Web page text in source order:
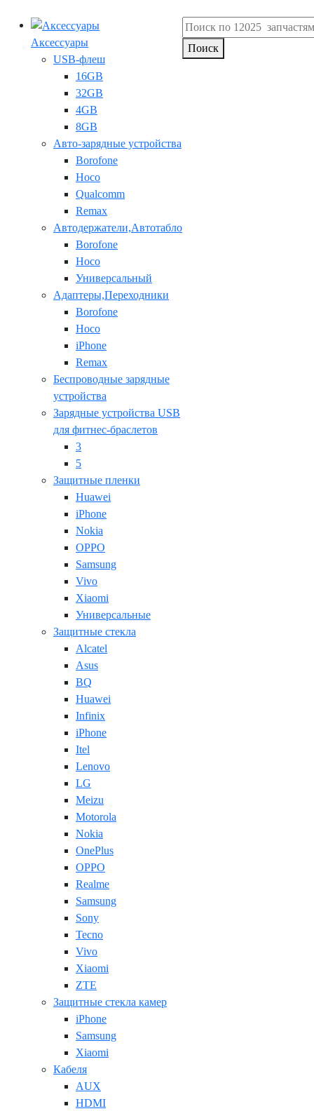
Аксессуары
USB-флеш
16GB
32GB
4GB
8GB
Авто-зарядные устройства
Borofone
Hoco
Qualcomm
Remax
Автодержатели,Автотабло
Borofone
Hoco
Универсальный
Адаптеры,Переходники
Borofone
Hoco
iPhone
Remax
Беспроводные зарядные
устройства
Зарядные устройства USB
для фитнес-браслетов
3
5
Защитные пленки
Huawei
iPhone
Nokia
OPPO
Samsung
Vivo
Xiaomi
Универсальные
Защитные стекла
Alcatel
Asus
BQ
Huawei
Infinix
iPhone
Itel
Lenovo
LG
Meizu
Motorola
Nokia
OnePlus
OPPO
Realme
Samsung
Sony
Tecno
Vivo
Xiaomi
ZTE
Защитные стекла камер
iPhone
Samsung
Xiaomi
Кабеля
AUX
HDMI
Поиск